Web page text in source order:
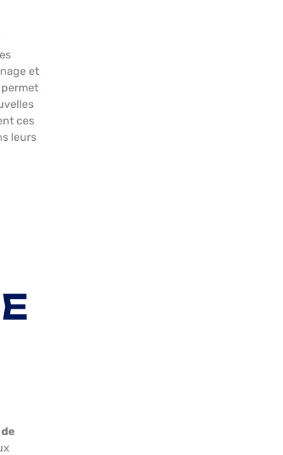
et
permet
ces
leurs